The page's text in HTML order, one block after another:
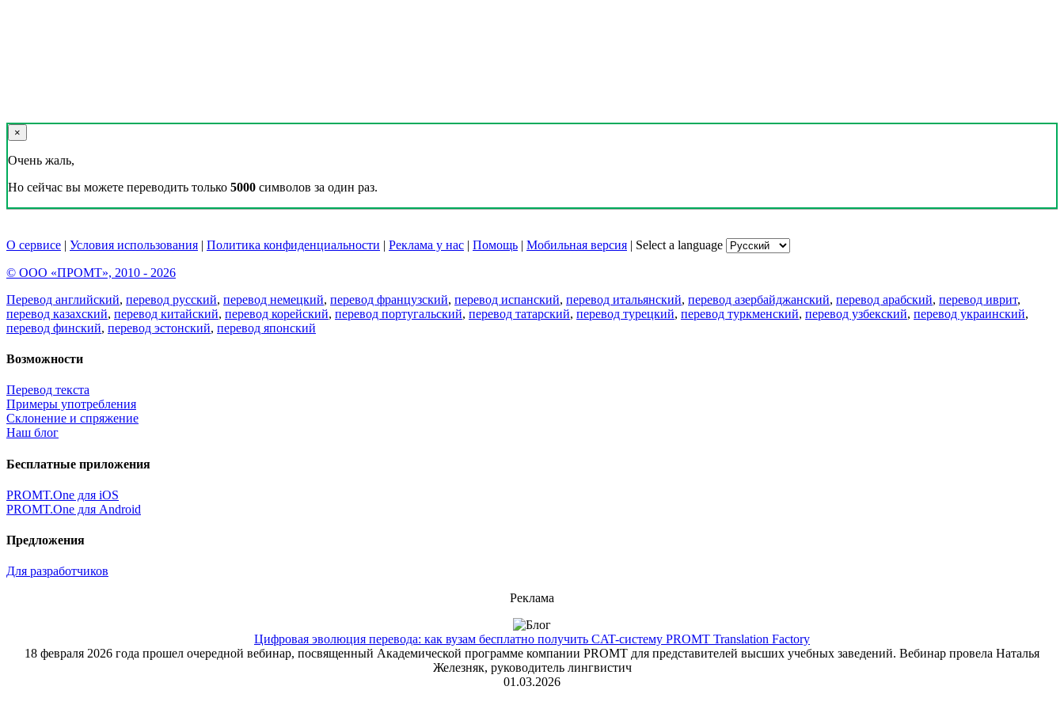
×
Очень жаль,
Но сейчас вы можете переводить только 5000 символов за один раз.
О сервисе | Условия использования | Политика конфиденциальности | Реклама у нас | Помощь | Мобильная версия | Select a language
© ООО «ПРОМТ», 2010 - 2026
Перевод английский, перевод русский, перевод немецкий, перевод французский, перевод испанский, перевод итальянский, перевод азербайджанский, перевод арабский, перевод иврит,
перевод казахский, перевод китайский, перевод корейский, перевод португальский, перевод татарский, перевод турецкий, перевод туркменский, перевод узбекский, перевод украинский,
перевод финский, перевод эстонский, перевод японский
Возможности
Перевод текста
Примеры употребления
Склонение и спряжение
Наш блог
Бесплатные приложения
PROMT.One для iOS
PROMT.One для Android
Предложения
Для разработчиков
Реклама
Цифровая эволюция перевода: как вузам бесплатно получить CAT-систему PROMT Translation Factory
18 февраля 2026 года прошел очередной вебинар, посвященный Академической программе компании PROMT для представителей высших учебных заведений. Вебинар провела Наталья
Железняк, руководитель лингвистич
01.03.2026